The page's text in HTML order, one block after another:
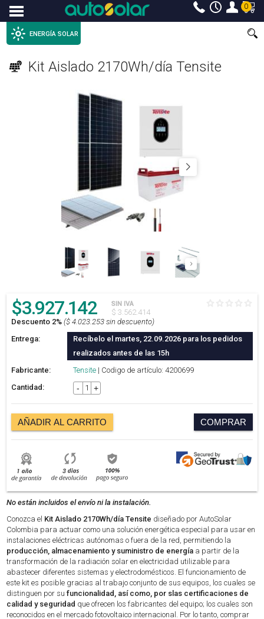
Menu 0
ENERGÍA SOLAR
Kit Aislado 2170Wh/día Tensite
$3.927.142 SIN IVA
$ 3.562.414
Descuento 2% ($ 4.023.253 sin descuento)
Entrega:
Recíbelo el martes, 22.09.2026 para los pedidos
realizados antes de las 15h
Fabricante:
Tensite | Codigo de artículo: 4200699
Cantidad:
- +
AÑADIR AL CARRITO COMPRAR
No están incluidos el envío ni la instalación.
Conozca el Kit Aislado 2170Wh/día Tensite diseñado por AutoSolar
Colombia para actuar como una solución energética especial para usar en
instalaciones eléctricas autónomas o fuera de la red, permitiendo la
producción, almacenamiento y suministro de energía a partir de la
transformación de la radiación solar en electricidad utilizable para
abastecer diferentes sistemas y electrodomésticos. El funcionamiento de
este kit es posible gracias al trabajo conjunto de sus equipos, los cuales se
distinguen por sufuncionalidad, así como, por slas certificaciones de
calidad y seguridad que ofrecen los fabricantes del equipo; los cuales son
reconocidos en el mercado fotovoltaico internacional. Por lo tanto, comprar